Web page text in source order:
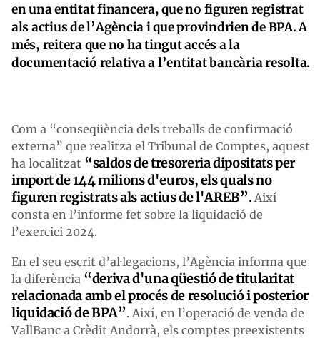
en una entitat financera, que no figuren registrat
als actius de l’Agència i que provindrien de BPA. A
més, reitera que no ha tingut accés a la
documentació relativa a l’entitat bancària resolta.
Com a “conseqüència dels treballs de confirmació
externa” que realitza el Tribunal de Comptes, aquest
ha localitzat “saldos de tresoreria dipositats per
import de 144 milions d'euros, els quals no
figuren registrats als actius de l'AREB”.Així
consta en l’informe fet sobre la liquidació de
l’exercici 2024.
En el seu escrit d’al·legacions, l’Agència informa que
la diferència “deriva d'una qüestió de titularitat
relacionada amb el procés de resolució i posterior
liquidació de BPA”. Així, en l’operació de venda de
VallBanc a Crèdit Andorrà, els comptes preexistents